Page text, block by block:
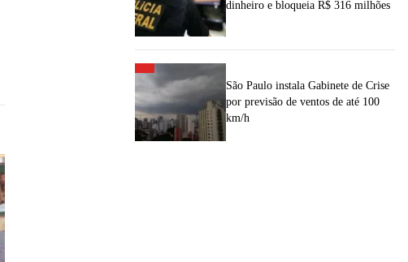
dinheiro e bloqueia R$ 316 milhões
São Paulo instala Gabinete de Crise
por previsão de ventos de até 100
km/h